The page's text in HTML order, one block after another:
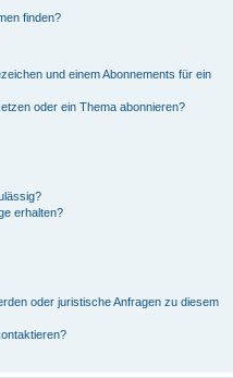
finden?
und einem Abonnements für ein
oder ein Thema abonnieren?
erhalten?
oder juristische Anfragen zu diesem